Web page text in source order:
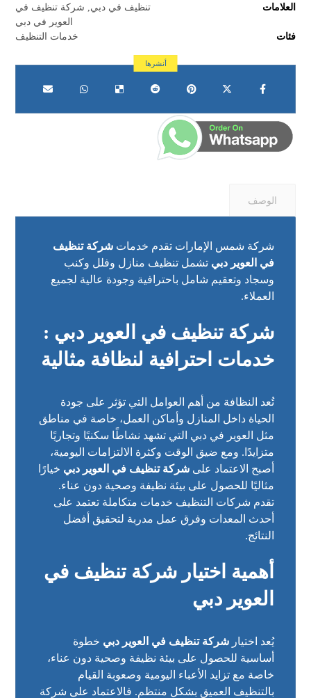
العلامات تنظيف في دبي
شركة تنظيف في
العوير في دبي
فئات
خدمات التنظيف
الوصف
شركة شمس الإمارات تقدم خدماتشركة تنظيف
في العوير دبي تشمل تنظيف منازل وفلل وكنب
وسجاد وتعقيم شامل باحترافية وجودة عالية لجميع
العملاء.
شركة تنظيف في العوير دبي :
خدمات احترافية لنظافة مثالية
تُعد النظافة من أهم العوامل التي تؤثر على جودة
الحياة داخل المنازل وأماكن العمل، خاصة في مناطق
مثل العوير في دبي التي تشهد نشاطًا سكنيًا وتجاريًا
متزايدًا. ومع ضيق الوقت وكثرة الالتزامات اليومية،
أصبح الاعتماد علىشركة تنظيف في العوير دبي خيارًا
مثاليًا للحصول على بيئة نظيفة وصحية دون عناء.
تقدم شركات التنظيف خدمات متكاملة تعتمد على
أحدث المعدات وفرق عمل مدربة لتحقيق أفضل
النتائج.
أهمية اختيار شركة تنظيف في
العوير دبي
يُعد اختيارشركة تنظيف في العوير دبي خطوة
أساسية للحصول على بيئة نظيفة وصحية دون عناء،
خاصة مع تزايد الأعباء اليومية وصعوبة القيام
بالتنظيف العميق بشكل منتظم. فالاعتماد على شركة